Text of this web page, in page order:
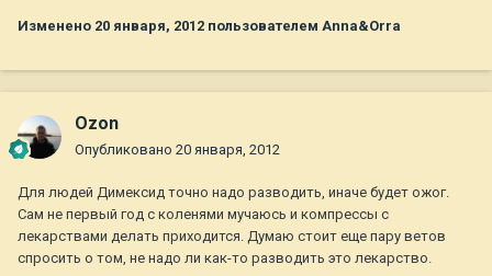
Изменено 20 января, 2012 пользователем Anna&Orra
Ozon
Опубликовано 20 января, 2012
Для людей Димексид точно надо разводить, иначе будет ожог.
Сам не первый год с коленями мучаюсь и компрессы с
лекарствами делать приходится. Думаю стоит еще пару ветов
спросить о том, не надо ли как-то разводить это лекарство.